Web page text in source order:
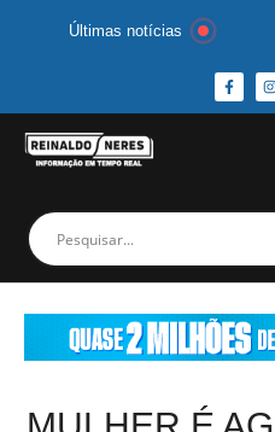
Últimas notícias